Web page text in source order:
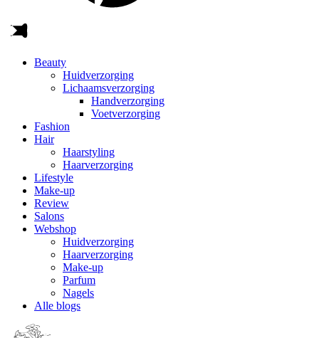
Beauty
Huidverzorging
Lichaamsverzorging
Handverzorging
Voetverzorging
Fashion
Hair
Haarstyling
Haarverzorging
Lifestyle
Make-up
Review
Salons
Webshop
Huidverzorging
Haarverzorging
Make-up
Parfum
Nagels
Alle blogs